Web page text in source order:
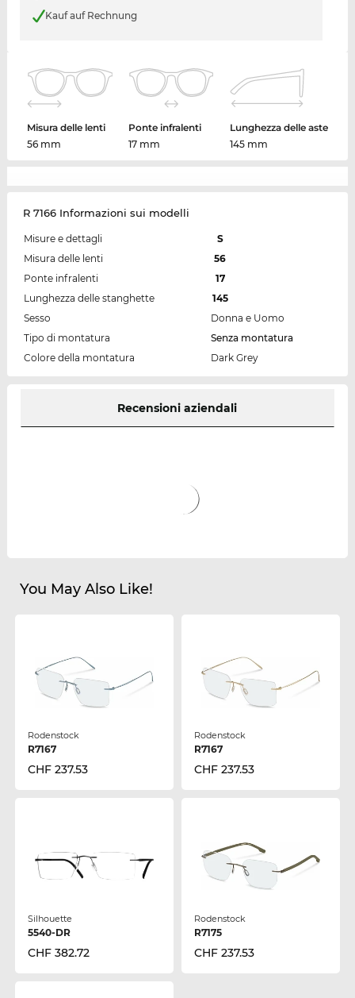
Kauf auf Rechnung
Misura delle lenti
56 mm
Ponte infralenti
17 mm
Lunghezza delle aste
145 mm
R 7166 Informazioni sui modelli
Misure e dettagli
S
Misura delle lenti
56
Ponte infralenti
17
Lunghezza delle stanghette
145
Sesso
Donna e Uomo
Tipo di montatura
Senza montatura
Colore della montatura
Dark Grey
Recensioni aziendali
You May Also Like!
Rodenstock
R7167
CHF 237.53
Rodenstock
R7167
CHF 237.53
Silhouette
5540-DR
CHF 382.72
Rodenstock
R7175
CHF 237.53